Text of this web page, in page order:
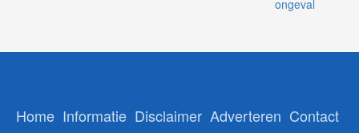
ongeval
Home Informatie Disclaimer Adverteren Contact